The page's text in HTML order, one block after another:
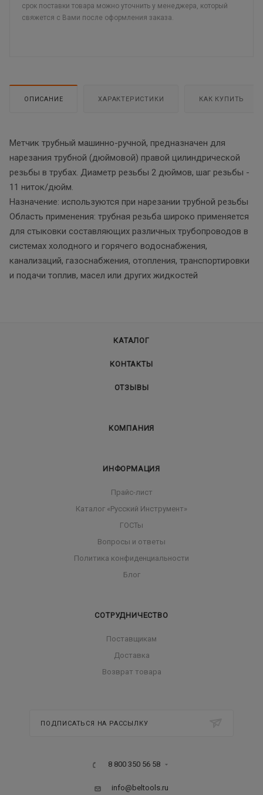
срок поставки товара можно уточнить у менеджера, который
свяжется с Вами после оформления заказа.
ОПИСАНИЕ ХАРАКТЕРИСТИКИ КАК КУПИТЬ
Метчик трубный машинно-ручной, предназначен для
нарезания трубной (дюймовой) правой цилиндрической
резьбы в трубах. Диаметр резьбы 2 дюймов, шаг резьбы -
11 ниток/дюйм.
Назначение: используются при нарезании трубной резьбы
Область применения: трубная резьба широко применяется
для стыковки составляющих различных трубопроводов в
системах холодного и горячего водоснабжения,
канализаций, газоснабжения, отопления, транспортировки
и подачи топлив, масел или других жидкостей
КАТАЛОГ
КОНТАКТЫ
ОТЗЫВЫ
КОМПАНИЯ
ИНФОРМАЦИЯ
Прайс-лист
Каталог «Русский Инструмент»
ГОСТы
Вопросы и ответы
Политика конфиденциальности
Блог
СОТРУДНИЧЕСТВО
Поставщикам
Доставка
Возврат товара
ПОДПИСАТЬСЯ НА РАССЫЛКУ
8 800 350 56 58
info@beltools.ru